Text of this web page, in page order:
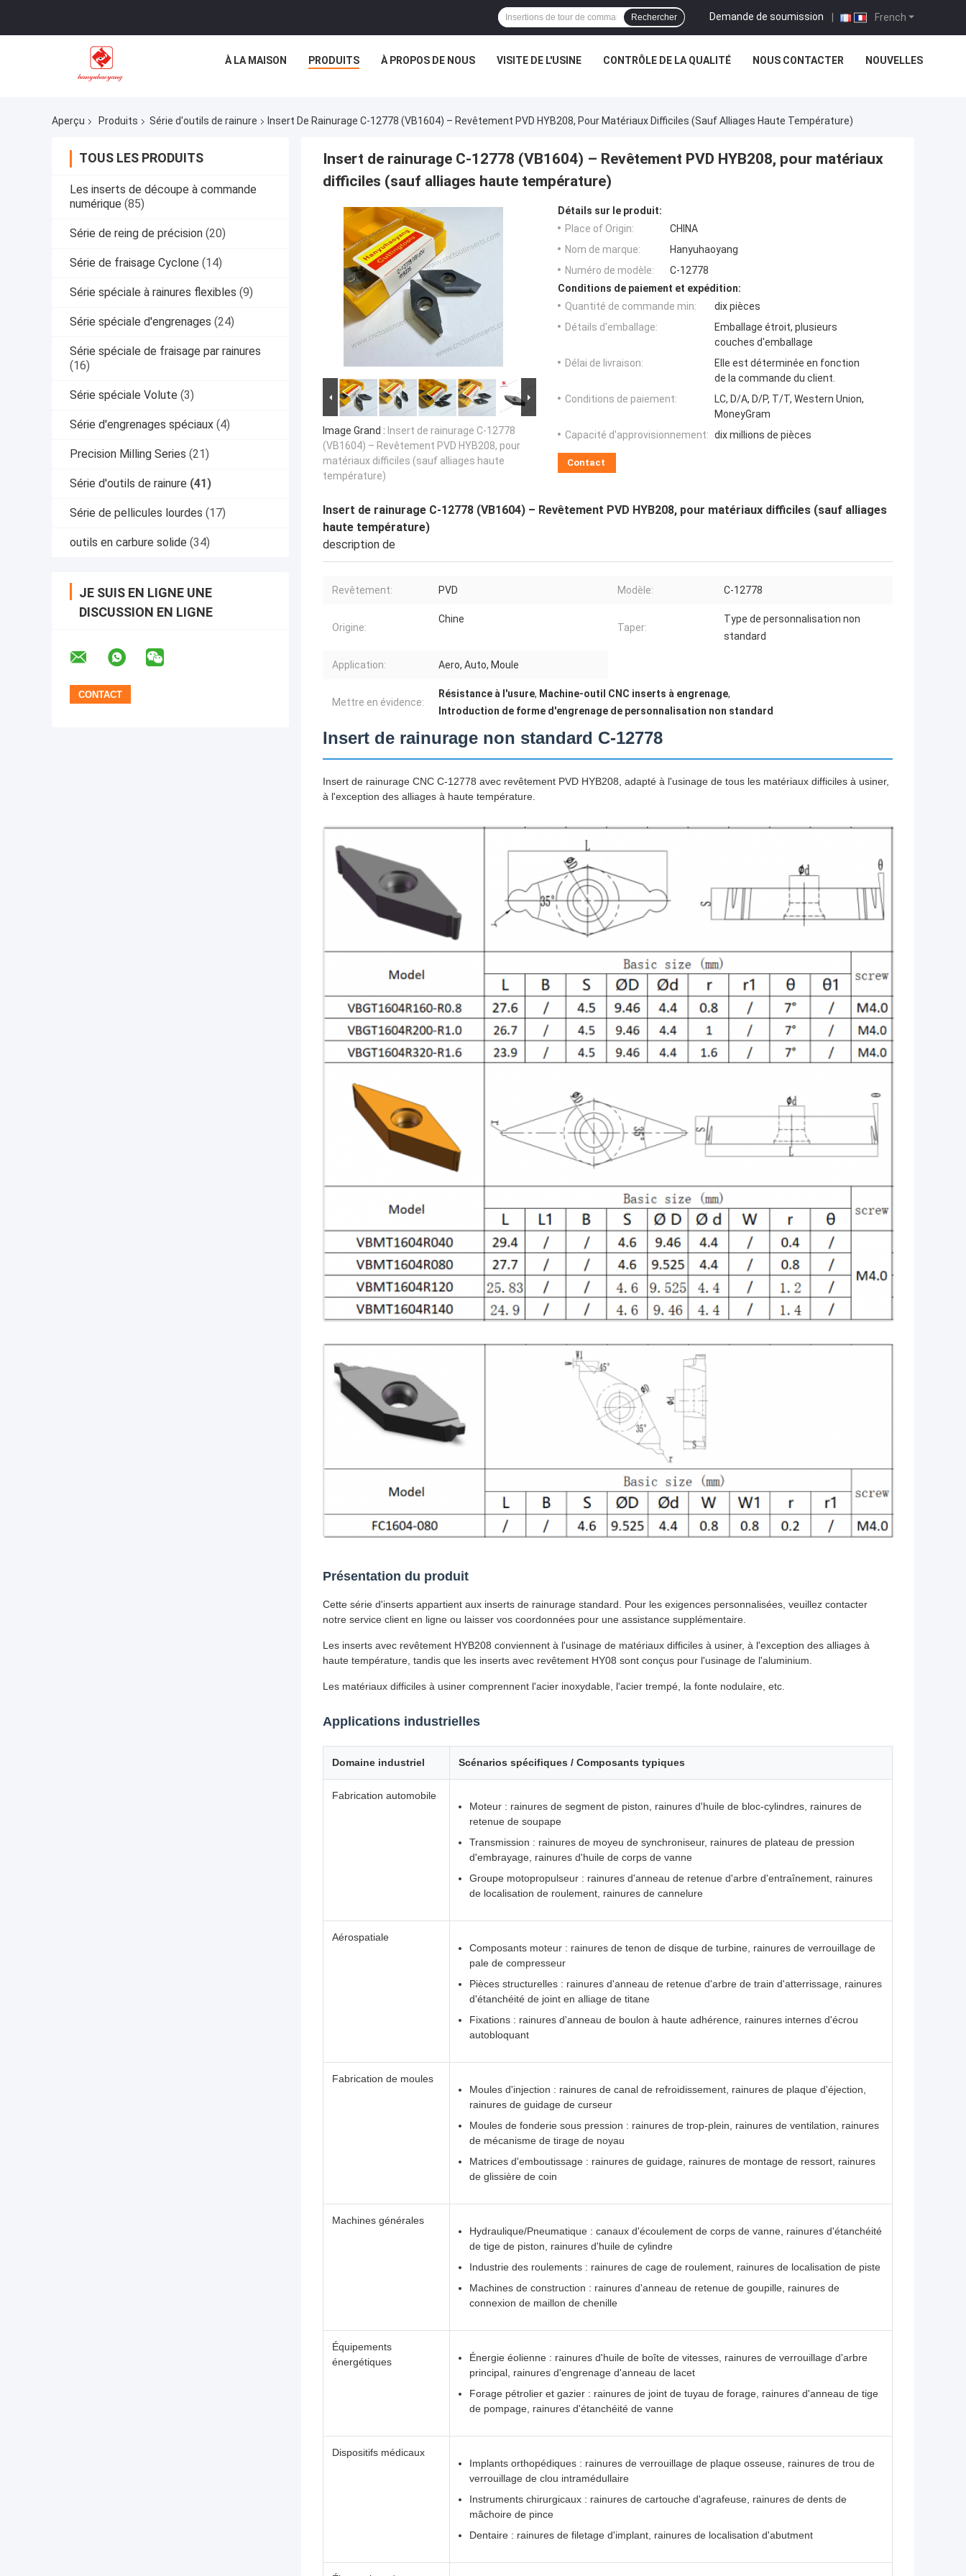
French
Demande de soumission |
Rechercher
À LA MAISON PRODUITS À PROPOS DE NOUS VISITE DE L'USINE CONTRÔLE DE LA QUALITÉ NOUS CONTACTER NOUVELLES
Aperçu Produits Série d'outils de rainure Insert De Rainurage C-12778 (VB1604) – Revêtement PVD HYB208, Pour Matériaux Difficiles (sauf Alliages Haute Température)
TOUS LES PRODUITS
Les inserts de découpe à commande
numérique (85)
Série de reing de précision (20)
Série de fraisage Cyclone (14)
Série spéciale à rainures flexibles (9)
Série spéciale d'engrenages (24)
Série spéciale de fraisage par rainures
(16)
Série spéciale Volute (3)
Série d'engrenages spéciaux (4)
Precision Milling Series (21)
Série d'outils de rainure (41)
Série de pellicules lourdes (17)
outils en carbure solide (34)
JE SUIS EN LIGNE UNE
DISCUSSION EN LIGNE
Insert de rainurage C-12778 (VB1604) – Revêtement PVD HYB208, pour matériaux
difficiles (sauf alliages haute température)
Image Grand : Insert de rainurage C-12778
(VB1604) – Revêtement PVD HYB208, pour
matériaux difficiles (sauf alliages haute
température)
Détails sur le produit:
Place of Origin:
CHINA
Nom de marque:
Hanyuhaoyang
Numéro de modèle:
C-12778
Conditions de paiement et expédition:
Quantité de commande min:
dix pièces
Détails d'emballage:
Emballage étroit, plusieurs
couches d'emballage
Délai de livraison:
Elle est déterminée en fonction
de la commande du client.
Conditions de paiement:
LC, D/A, D/P, T/T, Western Union,
MoneyGram
Capacité d'approvisionnement: dix millions de pièces
Contact
Insert de rainurage C-12778 (VB1604) – Revêtement PVD HYB208, pour matériaux difficiles (sauf alliages
haute température)
description de
Revêtement: PVD Modèle: C-12778
Origine:
Chine
Taper:
Type de personnalisation non
standard
Application: Aero, Auto, Moule
Mettre en évidence:
Résistance à l'usure, Machine-outil CNC inserts à engrenage,
Introduction de forme d'engrenage de personnalisation non standard
Insert de rainurage non standard C-12778
Insert de rainurage CNC C-12778 avec revêtement PVD HYB208, adapté à l'usinage de tous les matériaux difficiles à usiner,
à l'exception des alliages à haute température.
Présentation du produit
Cette série d'inserts appartient aux inserts de rainurage standard. Pour les exigences personnalisées, veuillez contacter
notre service client en ligne ou laisser vos coordonnées pour une assistance supplémentaire.
Les inserts avec revêtement HYB208 conviennent à l'usinage de matériaux difficiles à usiner, à l'exception des alliages à
haute température, tandis que les inserts avec revêtement HY08 sont conçus pour l'usinage de l'aluminium.
Les matériaux difficiles à usiner comprennent l'acier inoxydable, l'acier trempé, la fonte nodulaire, etc.
Applications industrielles
Domaine industriel Scénarios spécifiques / Composants typiques
Fabrication automobile
Moteur : rainures de segment de piston, rainures d'huile de bloc-cylindres, rainures de
retenue de soupape
Transmission : rainures de moyeu de synchroniseur, rainures de plateau de pression
d'embrayage, rainures d'huile de corps de vanne
Groupe motopropulseur : rainures d'anneau de retenue d'arbre d'entraînement, rainures
de localisation de roulement, rainures de cannelure
Aérospatiale
Composants moteur : rainures de tenon de disque de turbine, rainures de verrouillage de
pale de compresseur
Pièces structurelles : rainures d'anneau de retenue d'arbre de train d'atterrissage, rainures
d'étanchéité de joint en alliage de titane
Fixations : rainures d'anneau de boulon à haute adhérence, rainures internes d'écrou
autobloquant
Fabrication de moules
Moules d'injection : rainures de canal de refroidissement, rainures de plaque d'éjection,
rainures de guidage de curseur
Moules de fonderie sous pression : rainures de trop-plein, rainures de ventilation, rainures
de mécanisme de tirage de noyau
Matrices d'emboutissage : rainures de guidage, rainures de montage de ressort, rainures
de glissière de coin
Machines générales
Hydraulique/Pneumatique : canaux d'écoulement de corps de vanne, rainures d'étanchéité
de tige de piston, rainures d'huile de cylindre
Industrie des roulements : rainures de cage de roulement, rainures de localisation de piste
Machines de construction : rainures d'anneau de retenue de goupille, rainures de
connexion de maillon de chenille
Équipements
énergétiques
Énergie éolienne : rainures d'huile de boîte de vitesses, rainures de verrouillage d'arbre
principal, rainures d'engrenage d'anneau de lacet
Forage pétrolier et gazier : rainures de joint de tuyau de forage, rainures d'anneau de tige
de pompage, rainures d'étanchéité de vanne
Dispositifs médicaux
Implants orthopédiques : rainures de verrouillage de plaque osseuse, rainures de trou de
verrouillage de clou intramédullaire
Instruments chirurgicaux : rainures de cartouche d'agrafeuse, rainures de dents de
mâchoire de pince
Dentaire : rainures de filetage d'implant, rainures de localisation d'abutment